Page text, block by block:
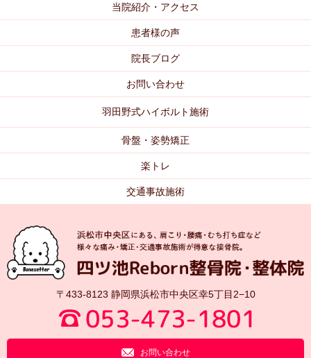
当院紹介・アクセス
患者様の声
院長ブログ
お問い合わせ
羽田野式ハイボルト施術
骨盤・姿勢矯正
楽トレ
交通事故施術
〒433-8123 静岡県浜松市中央区幸5丁目2−10
お問い合わせ